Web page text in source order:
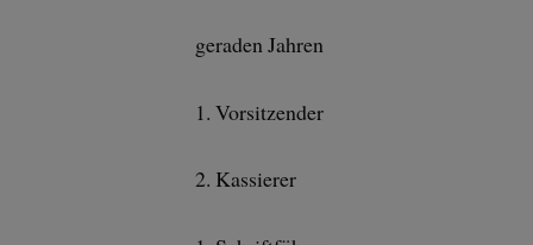
geraden Jahren
1. Vorsitzender
2. Kassierer